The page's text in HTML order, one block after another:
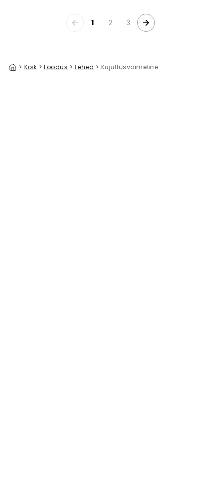
1 2 3
> Kõik > Loodus > Lehed > Kujutlusvõimeline